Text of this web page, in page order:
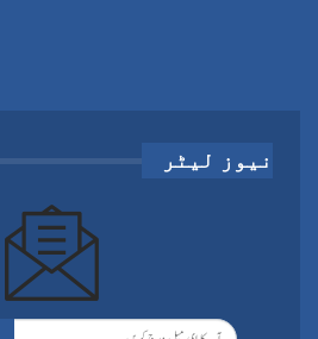
نیوز لیٹر